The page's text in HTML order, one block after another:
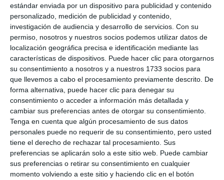
estándar enviada por un dispositivo para publicidad y contenido
personalizado, medición de publicidad y contenido,
investigación de audiencia y desarrollo de servicios. Con su
permiso, nosotros y nuestros socios podemos utilizar datos de
localización geográfica precisa e identificación mediante las
características de dispositivos. Puede hacer clic para otorgarnos
su consentimiento a nosotros y a nuestros 1733 socios para
que llevemos a cabo el procesamiento previamente descrito. De
forma alternativa, puede hacer clic para denegar su
consentimiento o acceder a información más detallada y
cambiar sus preferencias antes de otorgar su consentimiento.
Tenga en cuenta que algún procesamiento de sus datos
personales puede no requerir de su consentimiento, pero usted
tiene el derecho de rechazar tal procesamiento. Sus
preferencias se aplicarán solo a este sitio web. Puede cambiar
sus preferencias o retirar su consentimiento en cualquier
momento volviendo a este sitio y haciendo clic en el botón